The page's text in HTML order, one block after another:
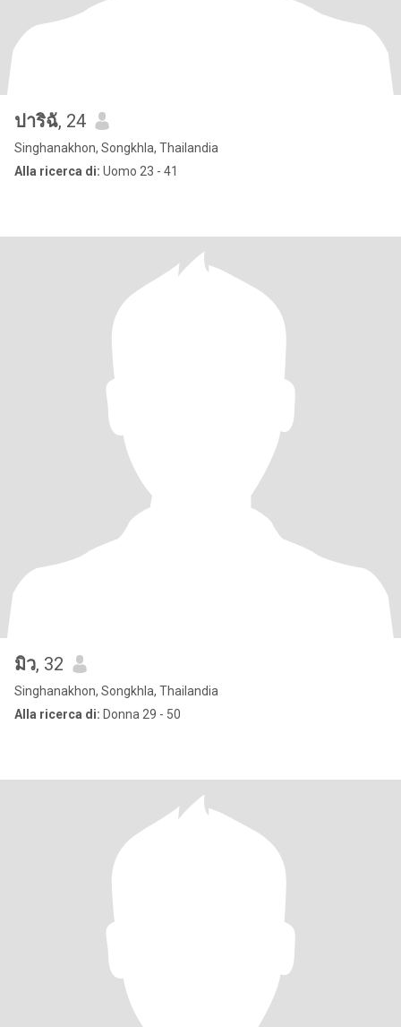
ปาริฉั, 24
Singhanakhon, Songkhla, Thailandia
Alla ricerca di: Uomo 23 - 41
มิว, 32
Singhanakhon, Songkhla, Thailandia
Alla ricerca di: Donna 29 - 50